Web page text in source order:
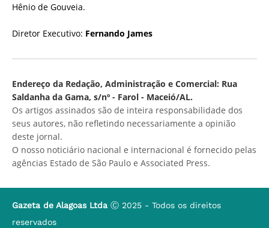
Hênio de Gouveia.
Diretor Executivo: Fernando James
Endereço da Redação, Administração e Comercial: Rua
Saldanha da Gama, s/nº - Farol - Maceió/AL.
Os artigos assinados são de inteira responsabilidade dos
seus autores, não refletindo necessariamente a opinião
deste jornal.
O nosso noticiário nacional e internacional é fornecido pelas
agências Estado de São Paulo e Associated Press.
Gazeta de Alagoas Ltda Ⓒ 2025 - Todos os direitos
reservados